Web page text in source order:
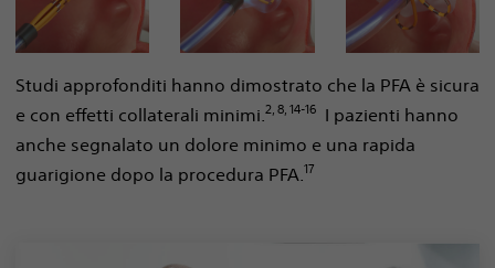
Studi approfonditi hanno dimostrato che la PFA è sicura
e con effetti collaterali minimi.2, 8, 14-16 I pazienti hanno
anche segnalato un dolore minimo e una rapida
guarigione dopo la procedura PFA.17